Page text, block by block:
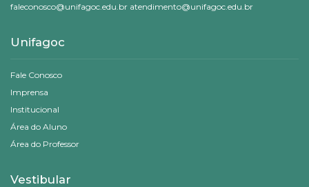
faleconosco@unifagoc.edu.br atendimento@unifagoc.edu.br
Unifagoc
Fale Conosco
Imprensa
Institucional
Área do Aluno
Área do Professor
Vestibular